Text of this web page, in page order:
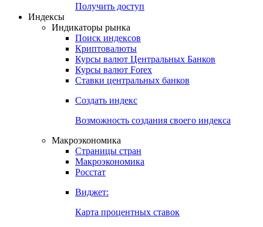
Получить доступ
Индексы
Индикаторы рынка
Поиск индексов
Криптовалюты
Курсы валют Центральных Банков
Курсы валют Forex
Ставки центральных банков
Создать индекс
Возможность создания своего индекса
Макроэкономика
Страницы стран
Макроэкономика
Росстат
Виджет:
Карта процентных ставок